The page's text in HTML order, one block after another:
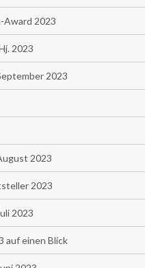
Award 2023
2023
2023
2023
2023
2023
auf einen Blick